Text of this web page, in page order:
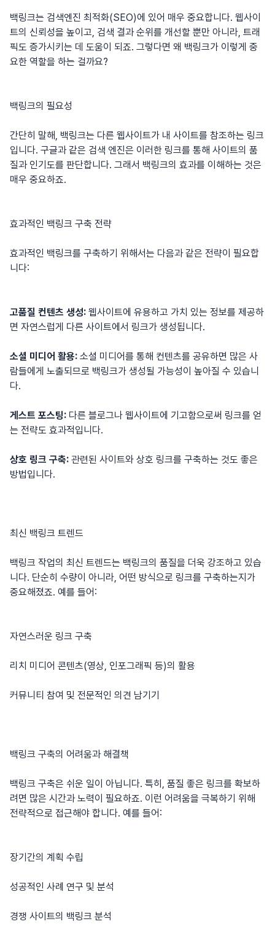
백링크는 검색엔진 최적화(SEO)에 있어 매우 중요합니다. 웹사이
트의 신뢰성을 높이고, 검색 결과 순위를 개선할 뿐만 아니라, 트래
픽도 증가시키는 데 도움이 되죠. 그렇다면 왜 백링크가 이렇게 중
요한 역할을 하는 걸까요?
백링크의 필요성
간단히 말해, 백링크는 다른 웹사이트가 내 사이트를 참조하는 링크
입니다. 구글과 같은 검색 엔진은 이러한 링크를 통해 사이트의 품
질과 인기도를 판단합니다. 그래서 백링크의 효과를 이해하는 것은
매우 중요하죠.
효과적인 백링크 구축 전략
효과적인 백링크를 구축하기 위해서는 다음과 같은 전략이 필요합
니다:
고품질 컨텐츠 생성: 웹사이트에 유용하고 가치 있는 정보를 제공하
면 자연스럽게 다른 사이트에서 링크가 생성됩니다.
소셜 미디어 활용: 소셜 미디어를 통해 컨텐츠를 공유하면 많은 사
람들에게 노출되므로 백링크가 생성될 가능성이 높아질 수 있습니
다.
게스트 포스팅: 다른 블로그나 웹사이트에 기고함으로써 링크를 얻
는 전략도 효과적입니다.
상호 링크 구축: 관련된 사이트와 상호 링크를 구축하는 것도 좋은
방법입니다.
최신 백링크 트렌드
백링크 작업의 최신 트렌드는 백링크의 품질을 더욱 강조하고 있습
니다. 단순히 수량이 아니라, 어떤 방식으로 링크를 구축하는지가
중요해졌죠. 예를 들어:
자연스러운 링크 구축
리치 미디어 콘텐츠(영상, 인포그래픽 등)의 활용
커뮤니티 참여 및 전문적인 의견 남기기
백링크 구축의 어려움과 해결책
백링크 구축은 쉬운 일이 아닙니다. 특히, 품질 좋은 링크를 확보하
려면 많은 시간과 노력이 필요하죠. 이런 어려움을 극복하기 위해
전략적으로 접근해야 합니다. 예를 들어:
장기간의 계획 수립
성공적인 사례 연구 및 분석
경쟁 사이트의 백링크 분석